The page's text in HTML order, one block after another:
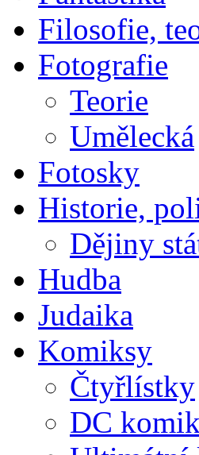
Filosofie,
Fotografie
Teorie
Umělecká
Fotosky
Historie,
Dějiny
Hudba
Judaika
Komiksy
Čtyřlístky
DC